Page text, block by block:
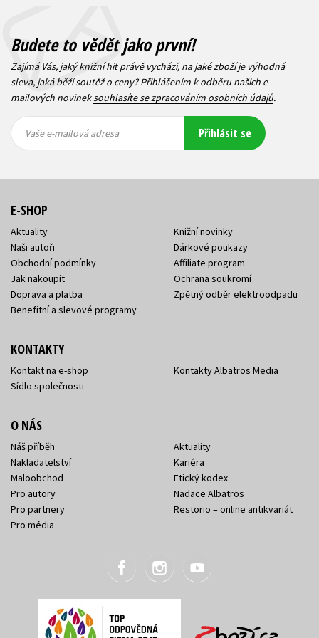
Budete to vědět jako první!
Zajímá Vás, jaký knižní hit právě vychází, na jaké zboží je výhodná
sleva, jaká běží soutěž o ceny? Přihlášením k odběru našich e-
mailových novineksouhlasíte se zpracováním osobních údajů.
mailová
mailová
Vaše e-mailová adresa Přihlásit se
E-SHOP
Aktuality
Naši autoři
Obchodní podmínky
Jak nakoupit
Doprava a platba
Benefitní a slevové programy
Knižní novinky
Dárkové poukazy
Affiliate program
Ochrana soukromí
Zpětný odběr elektroodpadu
KONTAKTY
Kontakt na e-shop
Sídlo společnosti
Kontakty Albatros Media
O NÁS
Náš příběh
Nakladatelství
Maloobchod
Pro autory
Pro partnery
Pro média
Aktuality
Kariéra
Etický kodex
Nadace Albatros
Restorio – online antikvariát